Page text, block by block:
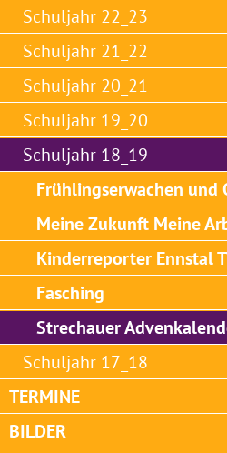
Schuljahr 22_23
Schuljahr 21_22
Schuljahr 20_21
Schuljahr 19_20
Schuljahr 18_19
Frühlingserwachen und
Meine Zukunft Meine
Kinderreporter Ennstal
Fasching
Strechauer
Schuljahr 17_18
TERMINE
BILDER